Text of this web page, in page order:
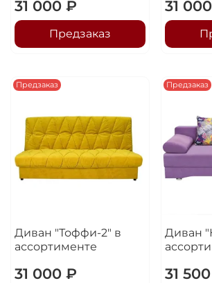
31 000 ₽
Предзаказ
31
Предзаказ
Диван "Тоффи-2" в
ассортименте
31 000 ₽
Предзаказ
Диван
31